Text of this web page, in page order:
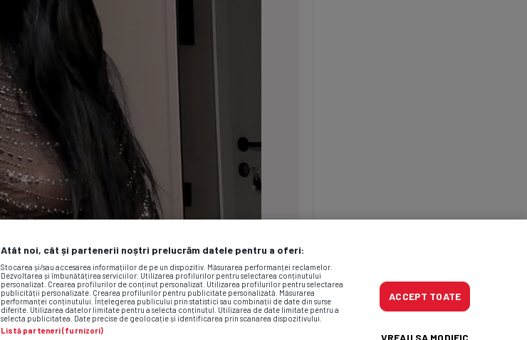
Atât noi, cât și partenerii noștri prelucrăm datele pentru a oferi:
Stocarea și/sau accesarea informațiilor de pe un dispozitiv. Măsurarea performanței reclamelor.
Dezvoltarea și îmbunătățirea serviciilor. Utilizarea profilurilor pentru selectarea conținutului
personalizat. Crearea profilurilor de conținut personalizat. Utilizarea profilurilor pentru selectarea
publicității personalizate. Crearea profilurilor pentru publicitate personalizată. Măsurarea
performanței conținutului. Înțelegerea publicului prin statistici sau combinații de date din surse
diferite. Utilizarea datelor limitate pentru a selecta conținutul. Utilizarea de date limitate pentru a
selecta publicitatea. Date precise de geolocație și identificarea prin scanarea dispozitivului.
Listă parteneri (furnizori)
ACCEPT TOATE
VREAU SA MODIFIC